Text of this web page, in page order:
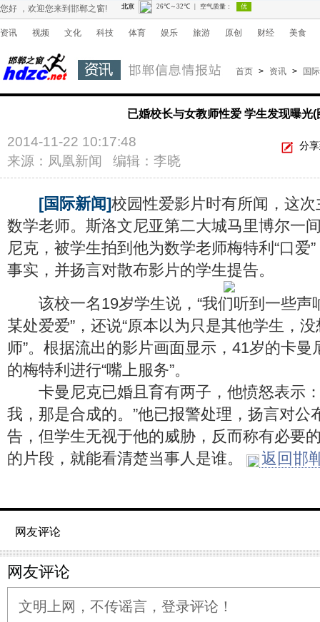
您好 ，欢迎您来到邯郸之窗!
资讯 视频 文化 科技 体育 娱乐 旅游 原创 财经 美食
首页 > 资讯 > 国际
已婚校长与女教师性爱 学生发现曝光(
分
2014-11-22 10:17:48
来源：凤凰新闻 编辑：李晓
[国际新闻]校园性爱影片时有所闻，这
数学老师。斯洛文尼亚第二大城马里博尔一
尼克，被学生拍到他为数学老师梅特利“口爱
事实，并扬言对散布影片的学生提告。
该校一名19岁学生说，“我们听到一些声
某处爱爱”，还说“原本以为只是其他学生，
师”。根据流出的影片画面显示，41岁的卡曼
的梅特利进行“嘴上服务”。
卡曼尼克已婚且育有两子，他愤怒表示：
我，那是合成的。”他已报警处理，扬言对公
告，但学生无视于他的威胁，反而称有必要
的片段，就能看清楚当事人是谁。
返回邯
网友评论